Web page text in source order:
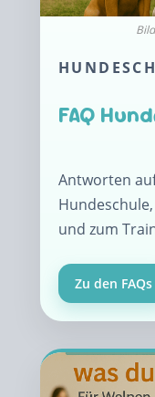
FAQ
Antworten
und zum
Zu den FAQs